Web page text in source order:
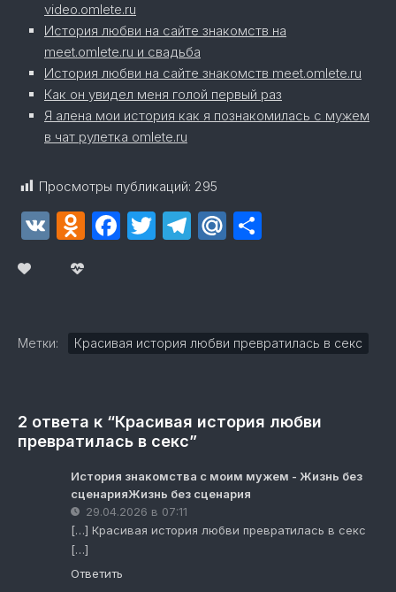
video.omlete.ru
История любви на сайте знакомств на
meet.omlete.ru и свадьба
История любви на сайте знакомств meet.omlete.ru
Как он увидел меня голой первый раз
Я алена мои история как я познакомилась с мужем
в чат рулетка omlete.ru
Просмотры публикаций: 295
VK Odnoklassniki
Facebook
Twitter
Telegram
Mail.Ru
Метки: Красивая история любви превратилась в секс
2 ответа к “Красивая история любви
превратилась в секс”
История знакомства с моим мужем - Жизнь без
сценарияЖизнь без сценария
29.04.2026 в 07:11
[…] Красивая история любви превратилась в секс
[…]
Ответить